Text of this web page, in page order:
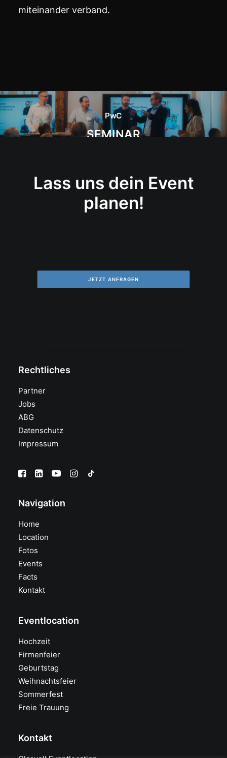
miteinander verband.
PwC
SEMINAR
Lass uns dein Event
planen!
JETZT ANFRAGEN
Rechtliches
Partner
Jobs
ABG
Datenschutz
Impressum
Navigation
Home
Location
Fotos
Events
Facts
Kontakt
Eventlocation
Hochzeit
Firmenfeier
Geburtstag
Weihnachtsfeier
Sommerfest
Freie Trauung
Kontakt